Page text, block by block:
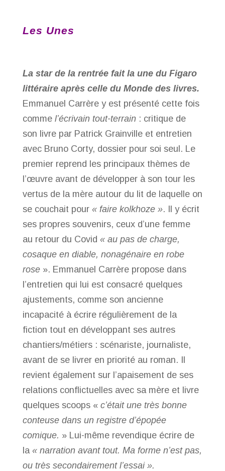
Les Unes
La star de la rentrée fait la une du Figaro
littéraire après celle du Monde des livres.
Emmanuel Carrère y est présenté cette fois
comme l’écrivain tout-terrain: critique de
son livre par Patrick Grainville et entretien
avec Bruno Corty, dossier pour soi seul. Le
premier reprend les principaux thèmes de
l’œuvre avant de développer à son tour les
vertus de la mère autour du lit de laquelle on
se couchait pour « faire kolkhoze ». Il y écrit
ses propres souvenirs, ceux d’une femme
au retour du Covid « au pas de charge,
cosaque en diable, nonagénaire en robe
rose». Emmanuel Carrère propose dans
l’entretien qui lui est consacré quelques
ajustements, comme son ancienne
incapacité à écrire régulièrement de la
fiction tout en développant ses autres
chantiers/métiers : scénariste, journaliste,
avant de se livrer en priorité au roman. Il
revient également sur l’apaisement de ses
relations conflictuelles avec sa mère et livre
quelques scoops « c’était une très bonne
conteuse dans un registre d’épopée
comique. » Lui-même revendique écrire de
la « narration avant tout. Ma forme n’est pas,
ou très secondairement l’essai ».